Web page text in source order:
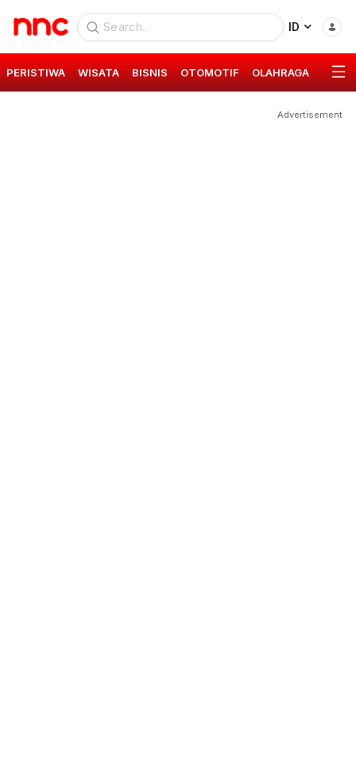
ID
PERISTIWA WISATA BISNIS OTOMOTIF OLAHRAGA GAYA
Advertisement